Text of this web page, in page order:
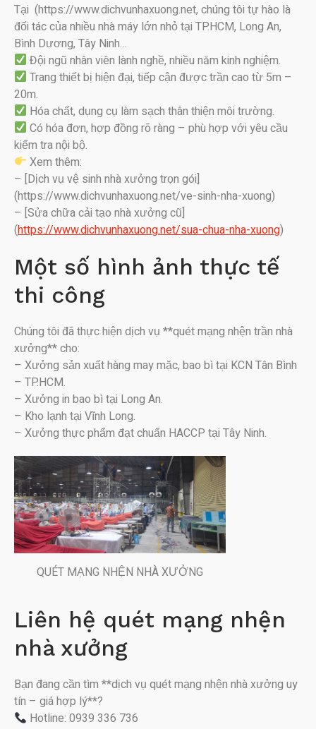
Tại (https://www.dichvunhaxuong.net, chúng tôi tự hào là
đối tác của nhiều nhà máy lớn nhỏ tại TP.HCM, Long An,
Bình Dương, Tây Ninh…
Đội ngũ nhân viên lành nghề, nhiều năm kinh nghiệm.
Trang thiết bị hiện đại, tiếp cận được trần cao từ 5m –
20m.
Hóa chất, dụng cụ làm sạch thân thiện môi trường.
Có hóa đơn, hợp đồng rõ ràng – phù hợp với yêu cầu
kiểm tra nội bộ.
Xem thêm:
– [Dịch vụ vệ sinh nhà xưởng trọn gói]
(https://www.dichvunhaxuong.net/ve-sinh-nha-xuong)
– [Sửa chữa cải tạo nhà xưởng cũ]
(https://www.dichvunhaxuong.net/sua-chua-nha-xuong)
Một số hình ảnh thực tế
thi công
Chúng tôi đã thực hiện dịch vụ **quét mạng nhện trần nhà
xưởng** cho:
– Xưởng sản xuất hàng may mặc, bao bì tại KCN Tân Bình
– TP.HCM.
– Xưởng in bao bì tại Long An.
– Kho lạnh tại Vĩnh Long.
– Xưởng thực phẩm đạt chuẩn HACCP tại Tây Ninh.
QUÉT MẠNG NHỆN NHÀ XƯỞNG
Liên hệ quét mạng nhện
nhà xưởng
Bạn đang cần tìm **dịch vụ quét mạng nhện nhà xưởng uy
tín – giá hợp lý**?
Hotline: 0939 336 736